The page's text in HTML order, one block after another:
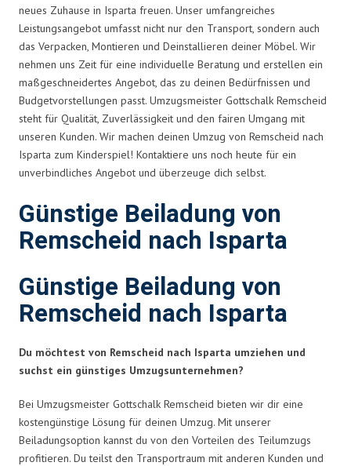
neues Zuhause in Isparta freuen. Unser umfangreiches
Leistungsangebot umfasst nicht nur den Transport, sondern auch
das Verpacken, Montieren und Deinstallieren deiner Möbel. Wir
nehmen uns Zeit für eine individuelle Beratung und erstellen ein
maßgeschneidertes Angebot, das zu deinen Bedürfnissen und
Budgetvorstellungen passt. Umzugsmeister Gottschalk Remscheid
steht für Qualität, Zuverlässigkeit und den fairen Umgang mit
unseren Kunden. Wir machen deinen Umzug von Remscheid nach
Isparta zum Kinderspiel! Kontaktiere uns noch heute für ein
unverbindliches Angebot und überzeuge dich selbst.
Günstige Beiladung von
Remscheid nach Isparta
Günstige Beiladung von
Remscheid nach Isparta
Du möchtest von Remscheid nach Isparta umziehen und
suchst ein günstiges Umzugsunternehmen?
Bei Umzugsmeister Gottschalk Remscheid bieten wir dir eine
kostengünstige Lösung für deinen Umzug. Mit unserer
Beiladungsoption kannst du von den Vorteilen des Teilumzugs
profitieren. Du teilst den Transportraum mit anderen Kunden und